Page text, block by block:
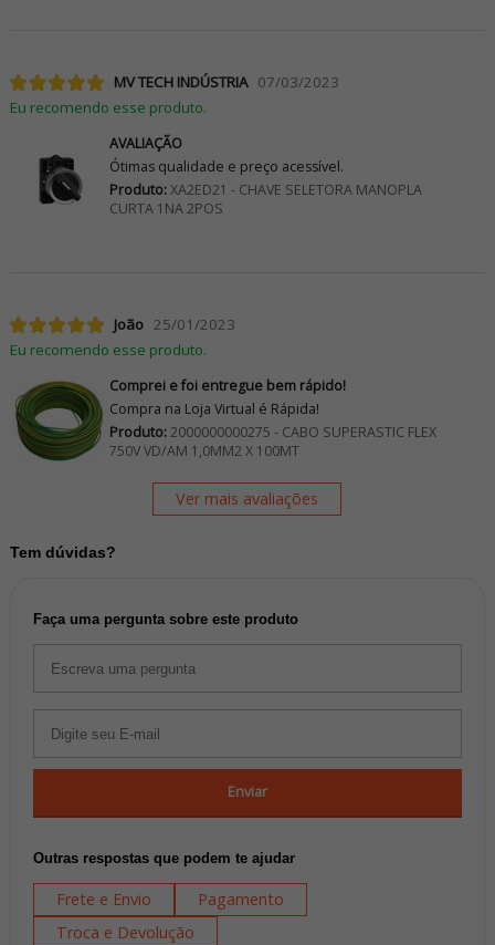
MV TECH INDÚSTRIA 07/03/2023
Eu recomendo esse produto.
AVALIAÇÃO
Ótimas qualidade e preço acessível.
Produto:XA2ED21 - CHAVE SELETORA MANOPLA
CURTA 1NA 2POS
João 25/01/2023
Eu recomendo esse produto.
Comprei e foi entregue bem rápido!
Compra na Loja Virtual é Rápida!
Produto:2000000000275 - CABO SUPERASTIC FLEX
750V VD/AM 1,0MM2 X 100MT
Ver mais avaliações
Tem dúvidas?
Faça uma pergunta sobre este produto
Enviar
Outras respostas que podem te ajudar
Frete e Envio
Pagamento
Troca e Devolução